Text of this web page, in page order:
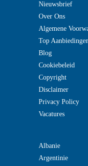
Nieuwsbrief
Over Ons
Algemene
Top
Blog
Cookiebeleid
Copyright
Disclaimer
Privacy Policy
Vacatures
Albanie
Argentinie